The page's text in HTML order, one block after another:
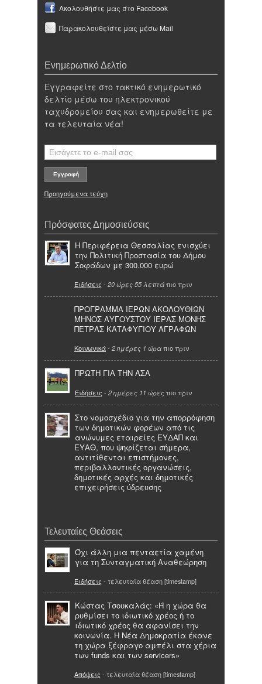
Ακολουθήστε μας στο Facebook
Παρακολουθείστε μας μέσω Mail
Ενημερωτικό Δελτίο
Εγγραφείτε στο τακτικό ενημερωτικό
δελτίο μέσω του ηλεκτρονικού
ταχυδρομείου σας και ενημερωθείτε με
τα τελευταία νέα!
Προηγούμενα τεύχη
Πρόσφατες Δημοσιεύσεις
Η Περιφέρεια Θεσσαλίας ενισχύει
την Πολιτική Προστασία του Δήμου
Σοφάδων με 300.000 ευρώ
Ειδήσεις - 20 ώρες 55 λεπτά πιο πριν
ΠΡΟΓΡΑΜΜΑ ΙΕΡΩΝ ΑΚΟΛΟΥΘΙΩΝ
ΜΗΝΟΣ ΑΥΓΟΥΣΤΟΥ ΙΕΡΑΣ ΜΟΝΗΣ
ΠΕΤΡΑΣ ΚΑΤΑΦΥΓΙΟΥ ΑΓΡΑΦΩΝ
Κοινωνικά- 2 ημέρες 1 ώρα πιο πριν
ΠΡΩΤΗ ΓΙΑ ΤΗΝ ΑΣΑ
Ειδήσεις - 2 ημέρες 11 ώρες πιο πριν
Στο νομοσχέδιο για την απορρόφηση
των δημοτικών φορέων από τις
ανώνυμες εταιρείες ΕΥΔΑΠ και
ΕΥΑΘ, που ψηφίζεται σήμερα,
αντιτίθενται επιστήμονες,
περιβαλλοντικές οργανώσεις,
δημοτικές αρχές και δημοτικές
επιχειρήσεις ύδρευσης
Τελευταίες Θεάσεις
Όχι άλλη μια πενταετία χαμένη
για τη Συνταγματική Αναθεώρηση
Ειδήσεις - τελευταία θέαση [timestamp]
Κώστας Τσουκαλάς: «Ή η χώρα θα
ρυθμίσει το ιδιωτικό χρέος ή το
ιδιωτικό χρέος θα αφανίσει την
κοινωνία. Η Νέα Δημοκρατία έκανε
τη χώρα ξέφραγο αμπέλι στα χέρια
των funds και των servicers»
Απόψεις - τελευταία θέαση [timestamp]